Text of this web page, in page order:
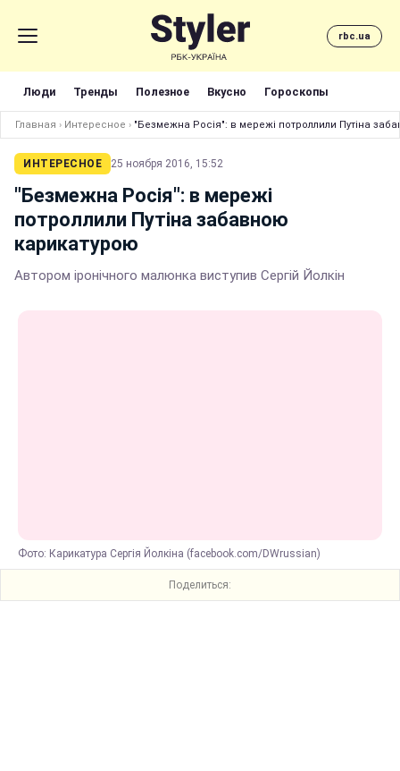
rbc.ua
Люди Тренды Полезное Вкусно Гороскопы
Главная › Интересное › "Безмежна Росія": в мережі потроллили Путіна
ИНТЕРЕСНОЕ 25 ноября 2016, 15:52
"Безмежна Росія": в мережі
потроллили Путіна забавною
карикатурою
Автором іронічного малюнка виступив Сергій Йолкін
Фото: Карикатура Сергія Йолкіна (facebook.com/DWrussian)
Поделиться: